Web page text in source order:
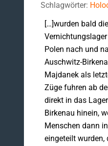
Schlagwörter:
[…]wurden bald
Polen nach und
Auschwitz-
Majdanek als
Züge fuhren ab
direkt in das
Birkenau hinein,
Menschen dann
eingeteilt wurden,